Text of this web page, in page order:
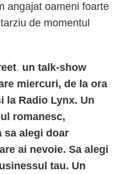
angajat oameni foarte
de momentul
, un talk-show
miercuri, de la ora
la Radio Lynx. Un
romanesc,
sa alegi doar
ai nevoie. Sa alegi
tau. Un